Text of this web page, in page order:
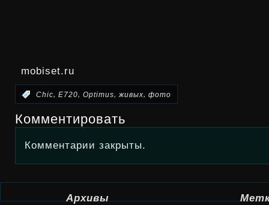
mobiset.ru
Chic, E720, Optimus, живых, фото
Комментировать
Комментарии закрыты.
Архивы